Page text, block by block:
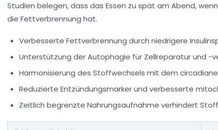
Studien belegen, dass das Essen zu spät am Abend,
die Fettverbrennung hat.
Verbesserte Fettverbrennung durch niedrigere
Unterstützung der Autophagie für Zellreparatur und -
Harmonisierung des Stoffwechsels mit dem
Reduzierte Entzündungsmarker und verbesserte
Zeitlich begrenzte Nahrungsaufnahme verhindert